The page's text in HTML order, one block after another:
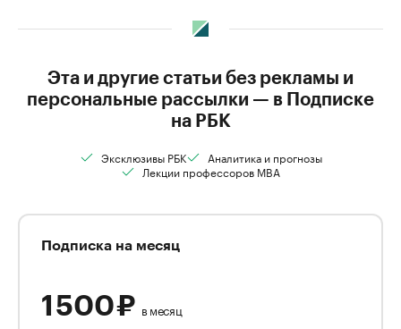
Эта и другие статьи без рекламы и
персональные рассылки — в Подписке
на РБК
Эксклюзивы РБК
Аналитика и прогнозы
Лекции профессоров MBA
Подписка на месяц
1 500 ₽ в месяц